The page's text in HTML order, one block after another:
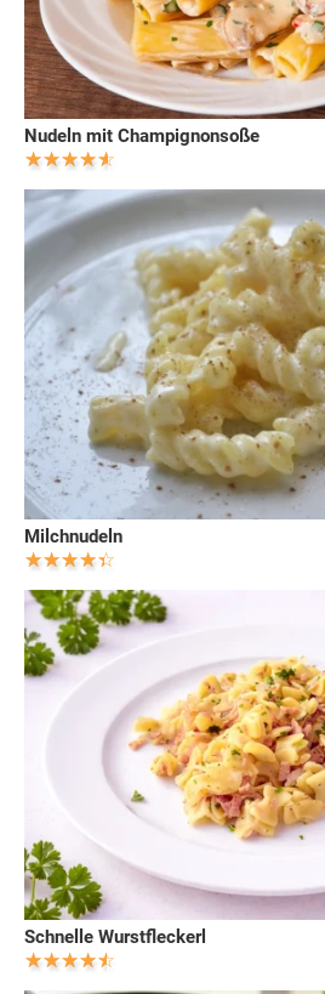
Nudeln mit Champignonsoße
Milchnudeln
Schnelle Wurstfleckerl